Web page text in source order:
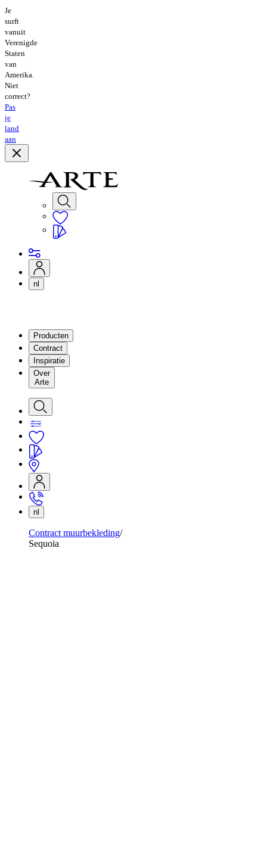
Je
surft
vanuit
Verenigde
Staten
van
Amerika.
Niet
correct?
Pas
je
land
aan
nl
Producten
Contract
Inspiratie
Over
Arte
nl
Contract muurbekleding
Sequoia